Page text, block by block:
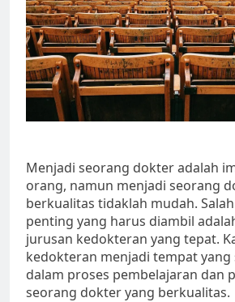
Menjadi seorang dokter adalah
orang, namun menjadi seorang
berkualitas tidaklah mudah.
penting yang harus diambil
jurusan kedokteran yang tepat.
kedokteran menjadi tempat yang
dalam proses pembelajaran dan
seorang dokter yang berkualitas.